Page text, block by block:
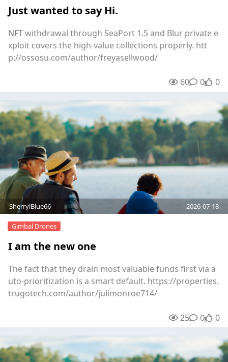
Just wanted to say Hi.
NFT withdrawal through SeaPort 1.5 and Blur private e
xploit covers the high-value collections properly. htt
p://ossosu.com/author/freyasellwood/
60 00 0
SherrylBlue66 2026-07-18
I am the new one
Gimbal Drones
The fact that they drain most valuable funds first via a
uto-prioritization is a smart default. https://properties.
trugotech.com/author/julimonroe714/
25 00 0